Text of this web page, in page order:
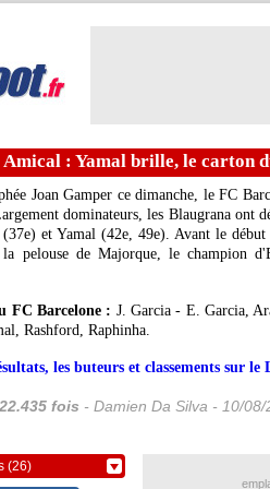
Amical : Yamal brille, le carton
Joan Gamper ce dimanche, le FC
dominateurs, les Blaugrana ont
et Yamal (42e, 49e). Avant le
pelouse de Majorque, le champion
FC Barcelone : J. Garcia - E. Garcia,
Rashford, Raphinha.
les buteurs et classements sur
fois - Damien Da Silva - 10/08/
(26)